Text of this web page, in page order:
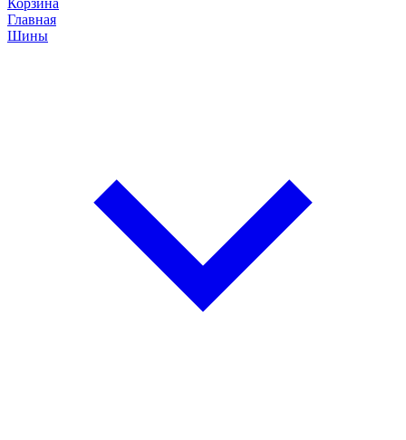
Корзина
Главная
Шины